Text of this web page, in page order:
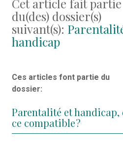
Cet article fait partie
du(des) dossier(s)
suivant(s):
handicap
Ces articles font partie du
dossier:
Parentalité et handicap,
ce compatible ?